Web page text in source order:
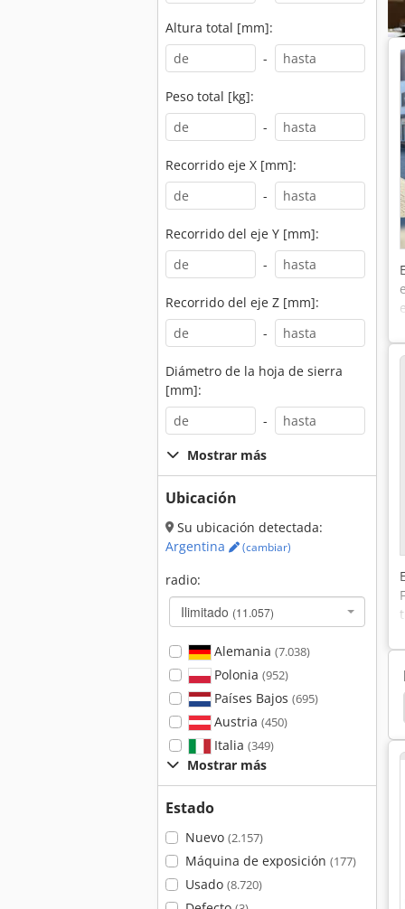
Altura total [mm]:
-
Peso total [kg]:
-
Recorrido eje X [mm]:
-
Recorrido del eje Y [mm]:
-
Recorrido del eje Z [mm]:
-
Diámetro de la hoja de sierra
[mm]:
-
Mostrar más
Ubicación
Su ubicación detectada:
Argentina
(cambiar)
radio:
Ilimitado (11.057)
Alemania (7.038)
Polonia (952)
Países Bajos (695)
Austria (450)
Italia (349)
Mostrar más
Estado
Nuevo (2.157)
Máquina de exposición (177)
Usado (8.720)
Eje De Balancín De Lutz Dare Doble Eje Común